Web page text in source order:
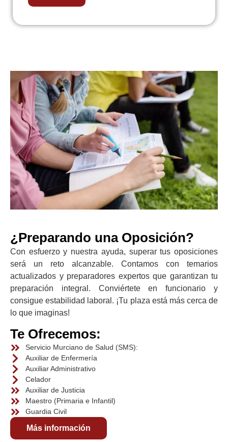
¿Preparando una Oposición?
Con esfuerzo y nuestra ayuda, superar tus oposiciones
será un reto alcanzable. Contamos con temarios
actualizados y preparadores expertos que garantizan tu
preparación integral. Conviértete en funcionario y
consigue estabilidad laboral. ¡Tu plaza está más cerca de
lo que imaginas!
Te Ofrecemos:
Servicio Murciano de Salud (SMS):
Auxiliar de Enfermería
Auxiliar Administrativo
Celador
Auxiliar de Justicia
Maestro (Primaria e Infantil)
Guardia Civil
Más información